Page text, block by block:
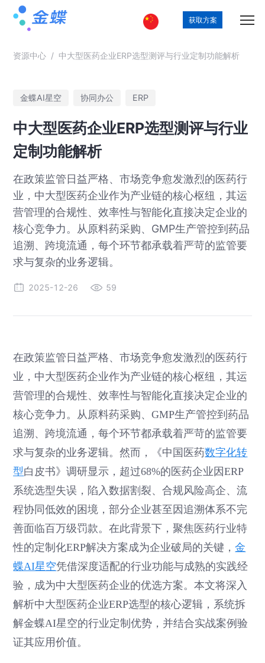
获取方案
资源中心 / 中大型医药企业ERP选型测评与行业定制功能解析
金蝶AI星空 协同办公 ERP
中大型医药企业ERP选型测评与行业
定制功能解析
在政策监管日益严格、市场竞争愈发激烈的医药行
业，中大型医药企业作为产业链的核心枢纽，其运
营管理的合规性、效率性与智能化直接决定企业的
核心竞争力。从原料药采购、GMP生产管控到药品
追溯、跨境流通，每个环节都承载着严苛的监管要
求与复杂的业务逻辑。
2025-12-26 59
在政策监管日益严格、市场竞争愈发激烈的医药行
业，中大型医药企业作为产业链的核心枢纽，其运
营管理的合规性、效率性与智能化直接决定企业的
核心竞争力。从原料药采购、GMP生产管控到药品
追溯、跨境流通，每个环节都承载着严苛的监管要
求与复杂的业务逻辑。然而，《中国医药数字化转
型白皮书》调研显示，超过68%的医药企业因ERP
系统选型失误，陷入数据割裂、合规风险高企、流
程协同低效的困境，部分企业甚至因追溯体系不完
善面临百万级罚款。在此背景下，聚焦医药行业特
性的定制化ERP解决方案成为企业破局的关键，金
蝶AI星空凭借深度适配的行业功能与成熟的实践经
验，成为中大型医药企业的优选方案。本文将深入
解析中大型医药企业ERP选型的核心逻辑，系统拆
解金蝶AI星空的行业定制优势，并结合实战案例验
证其应用价值。